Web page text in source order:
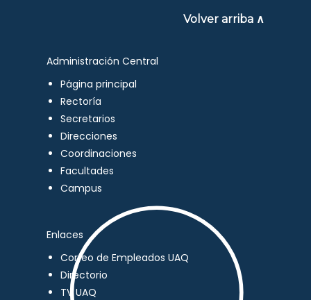
Volver arriba ∧
Administración Central
Página principal
Rectoría
Secretarios
Direcciones
Coordinaciones
Facultades
Campus
Enlaces
Correo de Empleados UAQ
Directorio
TV UAQ